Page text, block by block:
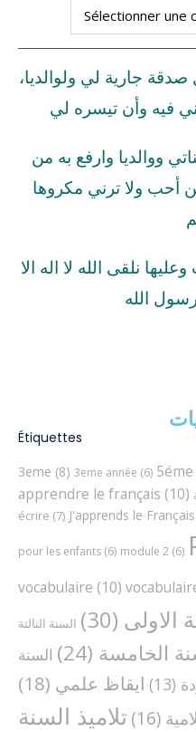
جارية لي ولوالديا،
فيه وأن تيسره لي
ووالديا وارفع به من
أحب ولا ترني مكروها
نلقى الله لا اله الا
الله
Étiquettes
3eme (8) 3eme année (6)
apprendre le français (10)
écrire (7) J'apprends le Français
pour les enfants (6) module 2 (6)
vocabulaire (10)
الاولى (30)
السنة الثالثة
الخامسة (24)
السنة
(13) ايقاظ علمي (18)
(16)
تلاميذ السنة